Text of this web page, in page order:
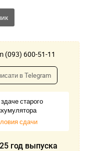
(093) 600-51-11
в Telegram
старого
сдачи
год выпуска